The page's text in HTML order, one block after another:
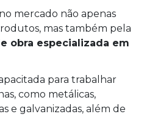
mercado não apenas
mas também pela
obra especializada em
para trabalhar
como metálicas,
e galvanizadas, além de